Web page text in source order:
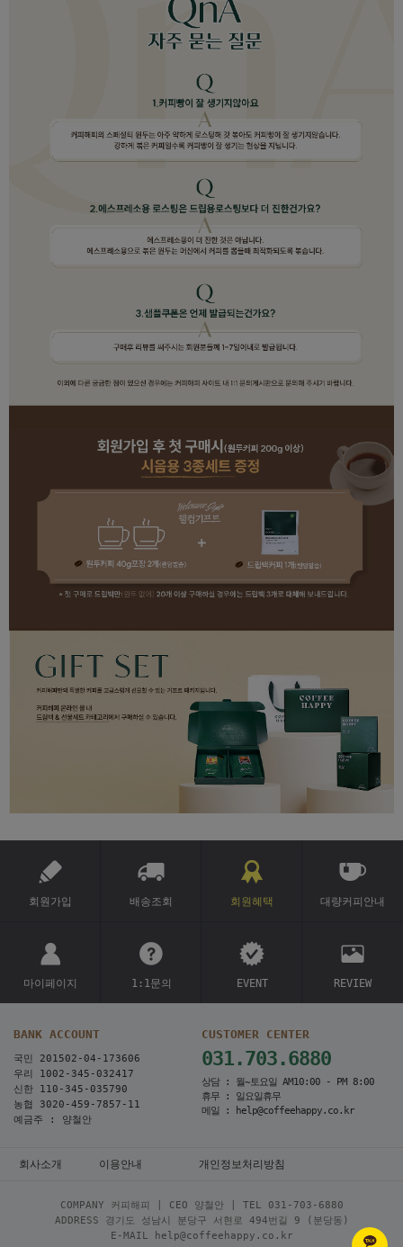
회원가입 배송조회 회원혜택 대량커피안내
마이페이지 1:1문의 EVENT REVIEW
BANK ACCOUNT
국민 201502-04-173606
우리 1002-345-032417
신한 110-345-035790
농협 3020-459-7857-11
예금주 : 양철안
CUSTOMER CENTER
031.703.6880
상담 : 월~토요일 AM10:00 - PM 8:00
휴무 : 일요일휴무
메일 : help@coffeehappy.co.kr
회사소개 이용안내 개인정보처리방침
COMPANY 커피해피 | CEO 양철안 | TEL
031-703-6880
ADDRESS 경기도 성남시 분당구 서현로 494번길 9 (분당동)
E-MAIL help@coffeehappy.co.kr